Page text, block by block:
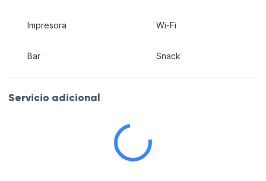
Impresora
Bar
Wi-Fi
Snack
Servicio adicional